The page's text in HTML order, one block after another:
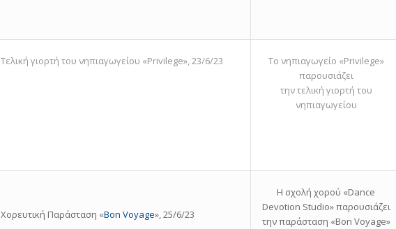
Τελική γιορτή του νηπιαγωγείου «Privilege», 23/6/23
Το νηπιαγωγείο «Privilege»
παρουσιάζει
την τελική γιορτή του
νηπιαγωγείου
Χορευτική Παράσταση «Bon Voyage», 25/6/23
Η σχολή χορού «Dance
Devotion Studio» παρουσιάζει
την παράσταση «Bon Voyage»